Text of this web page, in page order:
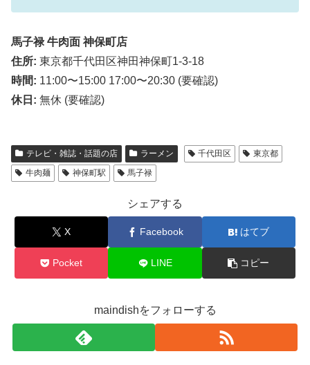
馬子禄 牛肉面 神保町店
住所: 東京都千代田区神田神保町1-3-18
時間: 11:00〜15:00 17:00〜20:30 (要確認)
休日: 無休 (要確認)
テレビ・雑誌・話題の店 ラーメン 千代田区
東京都
牛肉麺
神保町駅 馬子禄
シェアする
X Facebook はてブ
Pocket LINE コピー
maindishをフォローする